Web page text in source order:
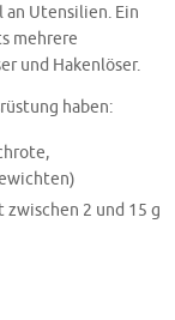
Utensilien. Ein
mehrere
und Hakenlöser.
haben:
2 und 15 g